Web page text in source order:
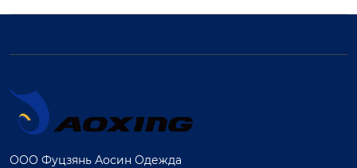
ООО Фуцзянь Аосин Одежда